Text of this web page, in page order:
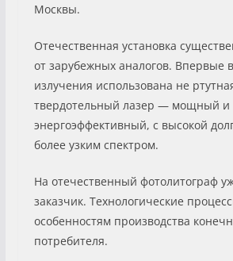
Москвы.
Отечественная установка
от зарубежных аналогов. Впервые
излучения использована не
твердотельный лазер — мощный и
энергоэффективный, с высокой
более узким спектром.
На отечественный фотолитограф
заказчик. Технологические
особенностям производства
потребителя.